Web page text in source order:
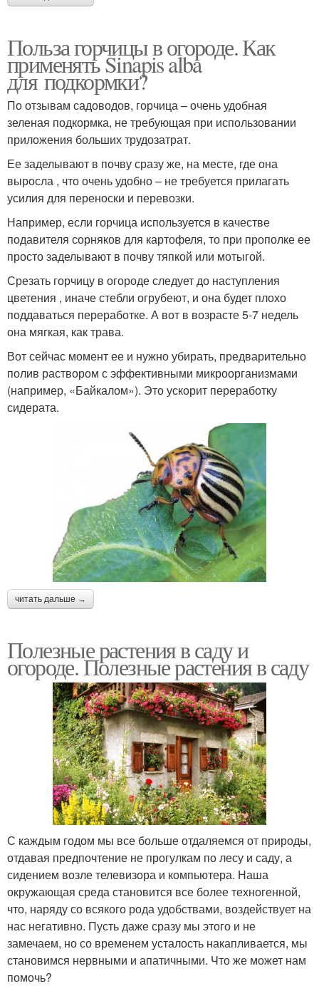
Польза горчицы в огороде. Как
применять Sinapis alba
для подкормки?
По отзывам садоводов, горчица – очень удобная
зеленая подкормка, не требующая при использовании
приложения больших трудозатрат.
Ее заделывают в почву сразу же, на месте, где она
выросла , что очень удобно – не требуется прилагать
усилия для переноски и перевозки.
Например, если горчица используется в качестве
подавителя сорняков для картофеля, то при прополке ее
просто заделывают в почву тяпкой или мотыгой.
Срезать горчицу в огороде следует до наступления
цветения , иначе стебли огрубеют, и она будет плохо
поддаваться переработке. А вот в возрасте 5-7 недель
она мягкая, как трава.
Вот сейчас момент ее и нужно убирать, предварительно
полив раствором с эффективными микроорганизмами
(например, «Байкалом»). Это ускорит переработку
сидерата.
читать дальше →
Полезные растения в саду и
огороде. Полезные растения в саду
С каждым годом мы все больше отдаляемся от природы,
отдавая предпочтение не прогулкам по лесу и саду, а
сидением возле телевизора и компьютера. Наша
окружающая среда становится все более техногенной,
что, наряду со всякого рода удобствами, воздействует на
нас негативно. Пусть даже сразу мы этого и не
замечаем, но со временем усталость накапливается, мы
становимся нервными и апатичными. Что же может нам
помочь?